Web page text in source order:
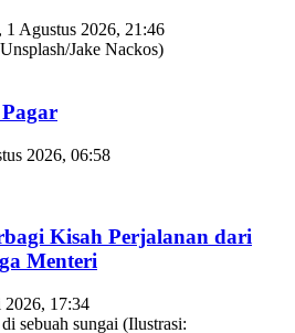
1 Agustus 2026, 21:46
2026, 06:58
Kisah Perjalanan dari
Menteri
2026, 17:34